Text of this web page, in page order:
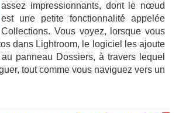
assez impressionnants, dont le nœud
est une petite fonctionnalité appelée
Collections. Vous voyez, lorsque vous
dans Lightroom, le logiciel les ajoute
panneau Dossiers, à travers lequel
tout comme vous naviguez vers un